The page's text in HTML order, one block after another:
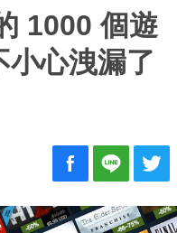
1000 個遊
小心洩漏了